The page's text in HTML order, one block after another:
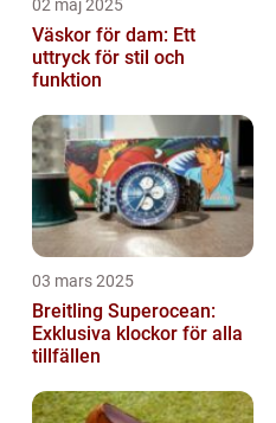
02 maj 2025
Väskor för dam: Ett
uttryck för stil och
funktion
03 mars 2025
Breitling Superocean:
Exklusiva klockor för alla
tillfällen